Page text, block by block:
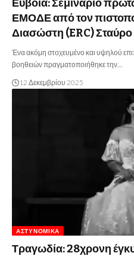
Εύβοια: Σεμινάριο
ΕΜΟΔΕ από τον
Διασώστη (ERC) Σταύρο
Ένα ακόμη στοχευμένο και υψηλού
βοηθειών πραγματοποιήθηκε την…
12 Δεκεμβρίου 2025
ΑΣΤΥΝΟΜΙΚΆ
Τραγωδία: 28χρονη